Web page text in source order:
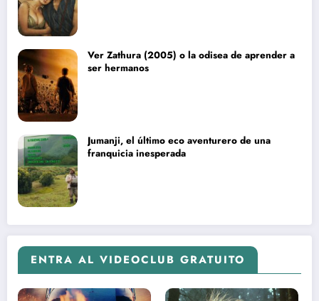
Ver Zathura (2005) o la odisea de aprender a
ser hermanos
Jumanji, el último eco aventurero de una
franquicia inesperada
ENTRA AL VIDEOCLUB GRATUITO